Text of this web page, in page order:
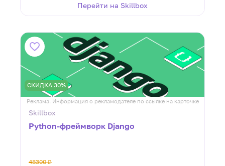
Перейти на Skillbox
СКИДКА 30%
Реклама. Информация о рекламодателе по ссылке на карточке
Skillbox
Python-фреймворк Django
48300 ₽